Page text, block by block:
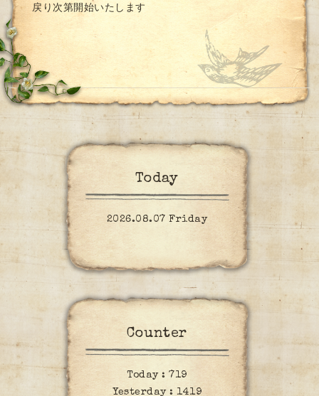
戻り次第開始いたします
Today
2026.08.07 Friday
Counter
Today :719
Yesterday : 1419